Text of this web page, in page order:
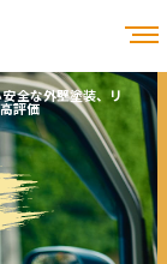
全な外壁塗装、リ
高評価